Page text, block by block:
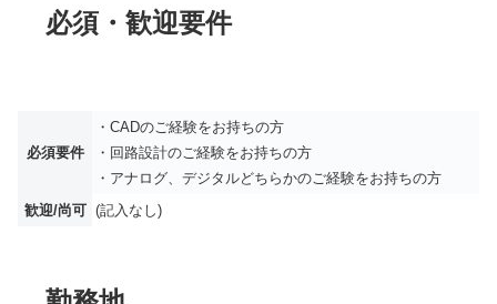
必須・歓迎要件
必須要件
・CADのご経験をお持ちの方
・回路設計のご経験をお持ちの方
・アナログ、デジタルどちらかのご経験をお持ちの方
歓迎/尚可 (記入なし)